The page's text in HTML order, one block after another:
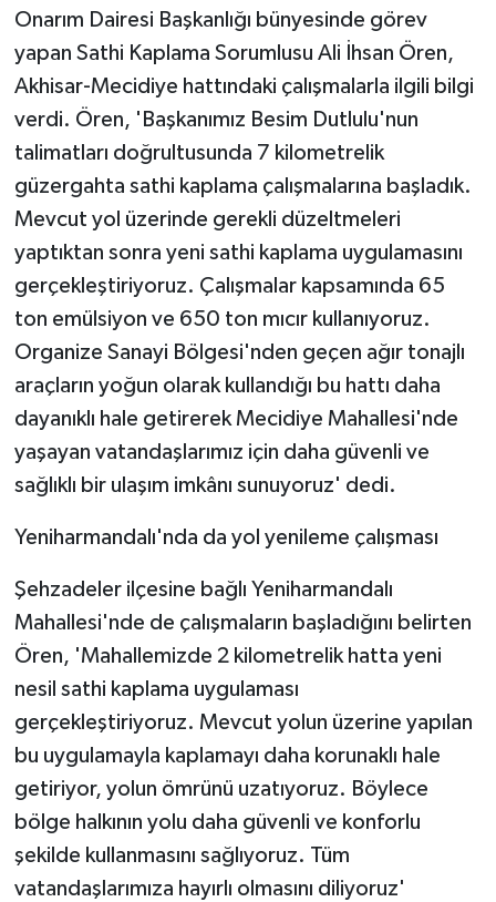
Onarım Dairesi Başkanlığı bünyesinde görev
yapan Sathi Kaplama Sorumlusu Ali İhsan Ören,
Akhisar-Mecidiye hattındaki çalışmalarla ilgili bilgi
verdi. Ören, 'Başkanımız Besim Dutlulu'nun
talimatları doğrultusunda 7 kilometrelik
güzergahta sathi kaplama çalışmalarına başladık.
Mevcut yol üzerinde gerekli düzeltmeleri
yaptıktan sonra yeni sathi kaplama uygulamasını
gerçekleştiriyoruz. Çalışmalar kapsamında 65
ton emülsiyon ve 650 ton mıcır kullanıyoruz.
Organize Sanayi Bölgesi'nden geçen ağır tonajlı
araçların yoğun olarak kullandığı bu hattı daha
dayanıklı hale getirerek Mecidiye Mahallesi'nde
yaşayan vatandaşlarımız için daha güvenli ve
sağlıklı bir ulaşım imkânı sunuyoruz' dedi.
Yeniharmandalı'nda da yol yenileme çalışması
Şehzadeler ilçesine bağlı Yeniharmandalı
Mahallesi'nde de çalışmaların başladığını belirten
Ören, 'Mahallemizde 2 kilometrelik hatta yeni
nesil sathi kaplama uygulaması
gerçekleştiriyoruz. Mevcut yolun üzerine yapılan
bu uygulamayla kaplamayı daha korunaklı hale
getiriyor, yolun ömrünü uzatıyoruz. Böylece
bölge halkının yolu daha güvenli ve konforlu
şekilde kullanmasını sağlıyoruz. Tüm
vatandaşlarımıza hayırlı olmasını diliyoruz'